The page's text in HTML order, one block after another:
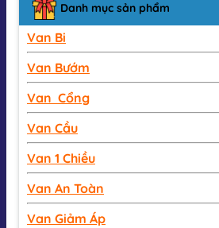
Danh mục sản phẩm
Van Bi
Van Bướm
Van Cổng
Van Cầu
Van 1 Chiều
Van An Toàn
Van Giảm Áp